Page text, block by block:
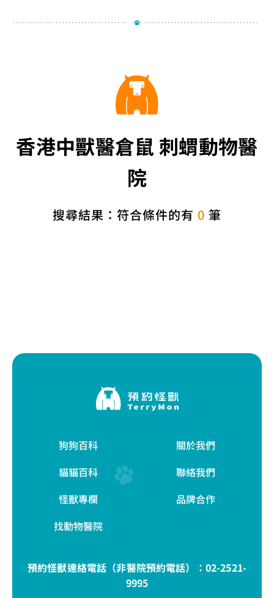
香港中獸醫倉鼠 刺蝟動物醫
院
搜尋結果：符合條件的有 0 筆
狗狗百科
貓貓百科
怪獸專欄
找動物醫院
關於我們
聯絡我們
品牌合作
預約怪獸連絡電話（非醫院預約電話）： 02-2521-
9995